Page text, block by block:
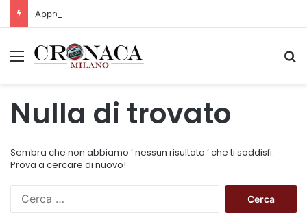
Menu
Nulla di trovato
Sembra che non abbiamo ’ nessun risultato ’ che ti soddisfi.
Prova a cercare di nuovo!